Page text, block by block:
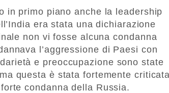
in primo piano anche la leadership
era stata una dichiarazione
non vi fosse alcuna condanna
l’aggressione di Paesi con
e preoccupazione sono state
questa è stata fortemente criticata
condanna della Russia.